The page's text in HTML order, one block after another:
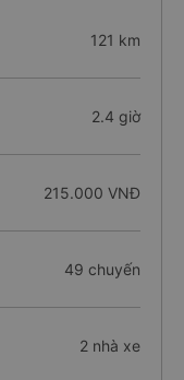
121 km
2.4 giờ
215.000 VNĐ
49 chuyến
2 nhà xe